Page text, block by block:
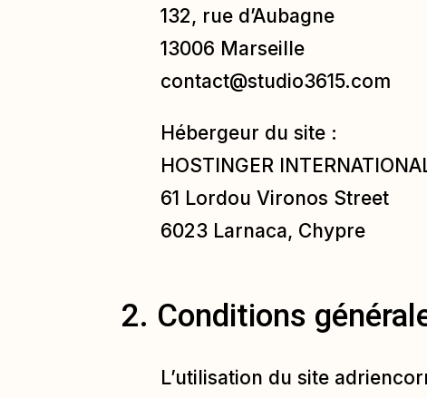
132, rue d’Aubagne
13006 Marseille
contact@studio3615.com
Hébergeur du site :
HOSTINGER
61 Lordou Vironos Street
6023 Larnaca, Chypre
2. Conditions
L’utilisation du site